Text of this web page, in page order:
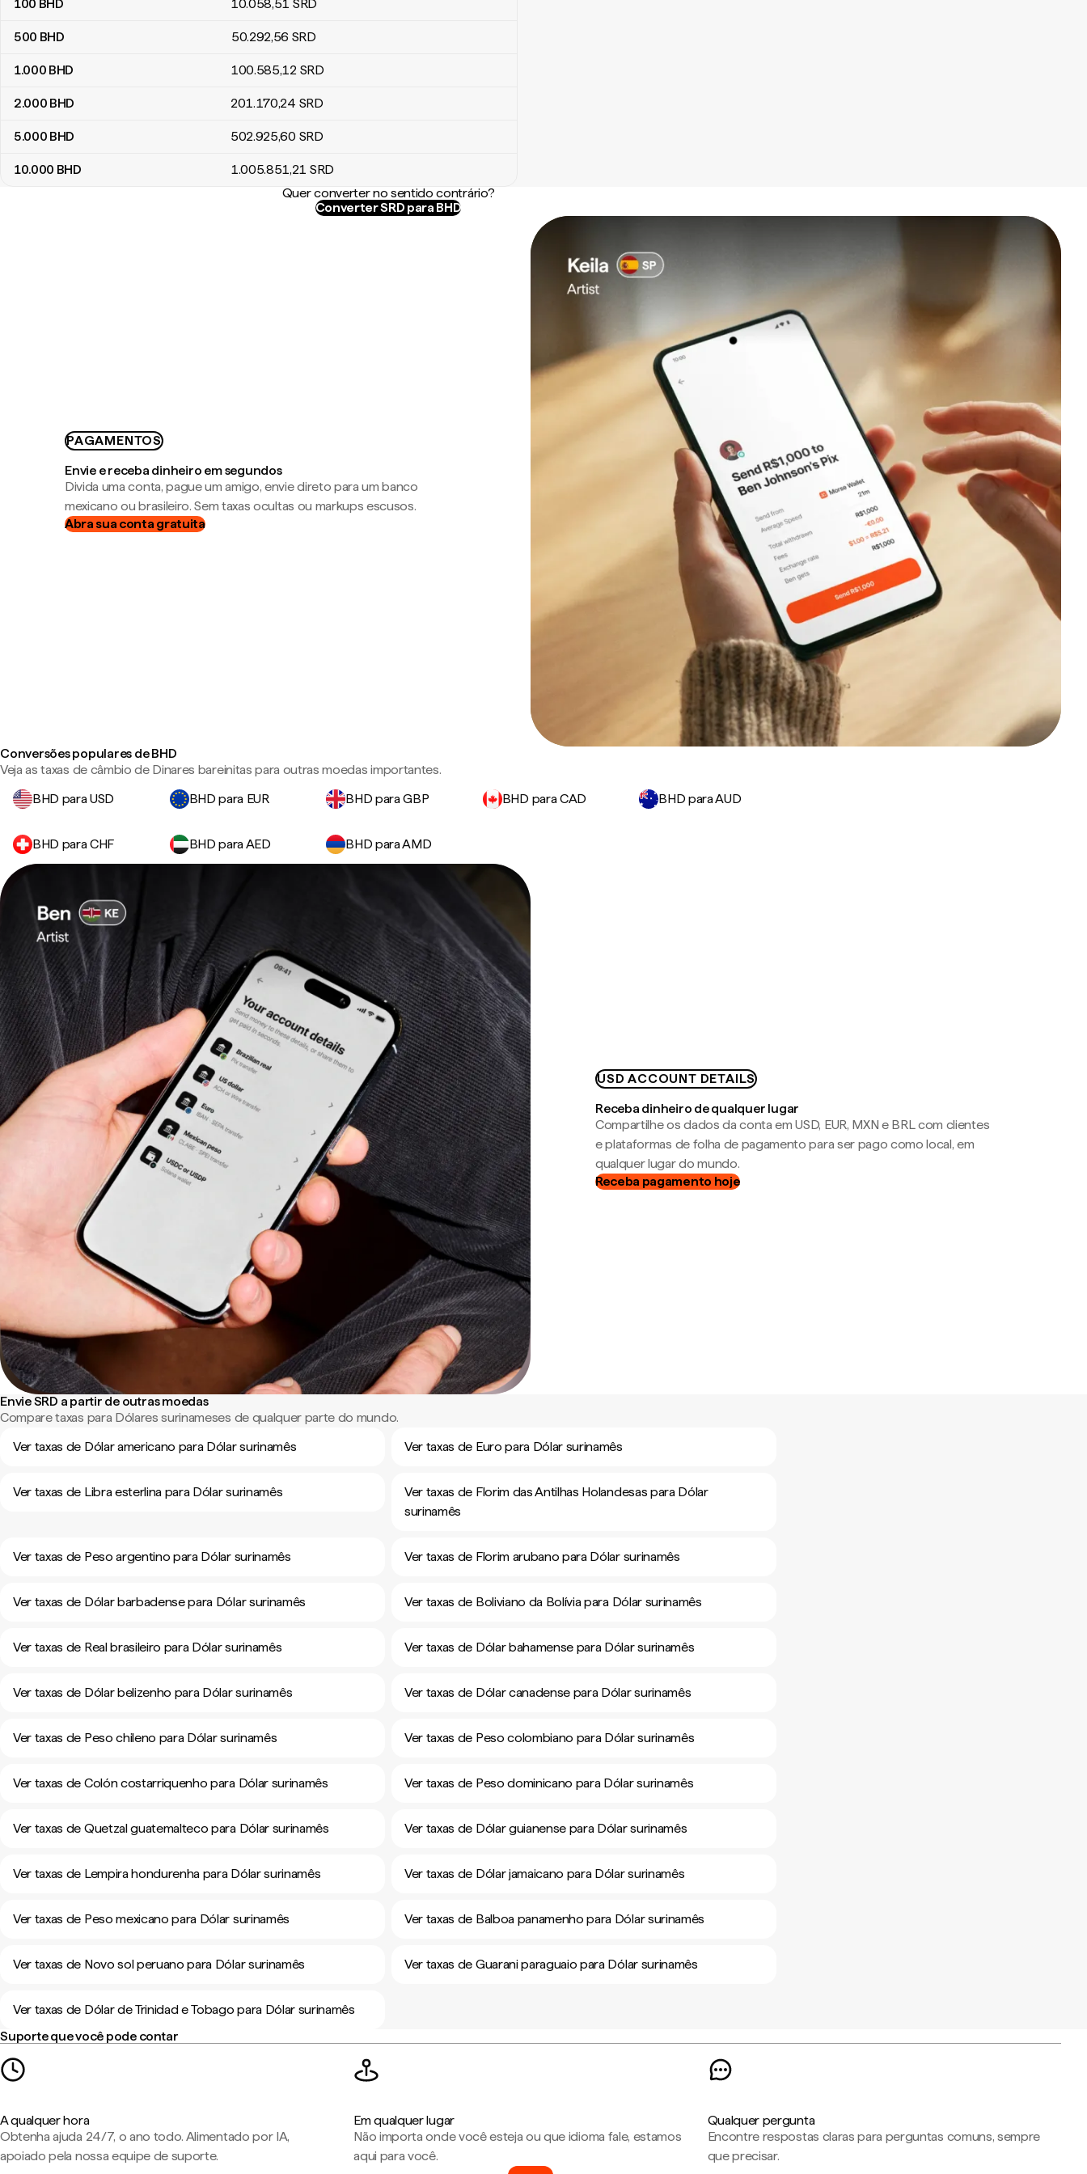
100 BHD 10.058,51 SRD
500 BHD 50.292,56 SRD
1.000 BHD 100.585,12 SRD
2.000 BHD 201.170,24 SRD
5.000 BHD 502.925,60 SRD
10.000 BHD 1.005.851,21 SRD
Quer converter no sentido contrário?
Converter SRD para BHD
PAGAMENTOS
Envie e receba dinheiro em segundos
Divida uma conta, pague um amigo, envie direto para um banco
mexicano ou brasileiro. Sem taxas ocultas ou markups escusos.
Abra sua conta gratuita
Conversões populares de BHD
Veja as taxas de câmbio de Dinares bareinitas para outras moedas importantes.
BHD para USD
BHD para EUR BHD para GBP BHD para CAD BHD para AUD
BHD para CHF BHD para AED BHD para AMD
USD ACCOUNT DETAILS
Receba dinheiro de qualquer lugar
Compartilhe os dados da conta em USD, EUR, MXN e BRL com clientes
e plataformas de folha de pagamento para ser pago como local, em
qualquer lugar do mundo.
Receba pagamento hoje
Envie SRD a partir de outras moedas
Compare taxas para Dólares surinameses de qualquer parte do mundo.
Ver taxas de Dólar americano para Dólar surinamês
Ver taxas de Euro para Dólar surinamês
Ver taxas de Libra esterlina para Dólar surinamês
Ver taxas de Florim das Antilhas Holandesas para Dólar
surinamês
Ver taxas de Peso argentino para Dólar surinamês Ver taxas de Florim arubano para Dólar surinamês
Ver taxas de Dólar barbadense para Dólar surinamês Ver taxas de Boliviano da Bolívia para Dólar surinamês
Ver taxas de Real brasileiro para Dólar surinamês Ver taxas de Dólar bahamense para Dólar surinamês
Ver taxas de Dólar belizenho para Dólar surinamês Ver taxas de Dólar canadense para Dólar surinamês
Ver taxas de Peso chileno para Dólar surinamês Ver taxas de Peso colombiano para Dólar surinamês
Ver taxas de Colón costarriquenho para Dólar surinamês Ver taxas de Peso dominicano para Dólar surinamês
Ver taxas de Quetzal guatemalteco para Dólar surinamês Ver taxas de Dólar guianense para Dólar surinamês
Ver taxas de Lempira hondurenha para Dólar surinamês Ver taxas de Dólar jamaicano para Dólar surinamês
Ver taxas de Peso mexicano para Dólar surinamês Ver taxas de Balboa panamenho para Dólar surinamês
Ver taxas de Novo sol peruano para Dólar surinamês Ver taxas de Guarani paraguaio para Dólar surinamês
Ver taxas de Dólar de Trinidad e Tobago para Dólar surinamês
Suporte que você pode contar
A qualquer hora
Obtenha ajuda 24/7, o ano todo. Alimentado por IA,
apoiado pela nossa equipe de suporte.
Em qualquer lugar
Não importa onde você esteja ou que idioma fale, estamos
aqui para você.
Qualquer pergunta
Encontre respostas claras para perguntas comuns, sempre
que precisar.